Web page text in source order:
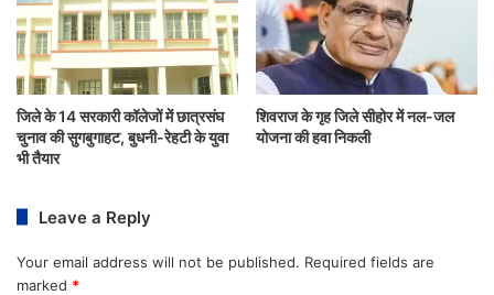
जिले के 14 सरकारी कॉलेजों में छात्रसंघ
चुनाव की सुगबुगाहट, बुधनी-रेहटी के युवा
भी तैयार
शिवराज के गृह जिले सीहोर में नल-जल
योजना की हवा निकली
Leave a Reply
Your email address will not be published. Required fields are
marked *